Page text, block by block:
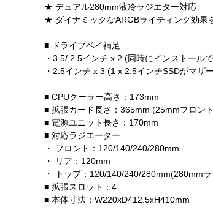
★ デュアル280mm液冷ラジエター対応
★ ダイナミックなARGBライティング効果
■ ドライブベイ補足
・3.5/ 2.5インチ x 2 (同時にインストール
・2.5インチ x 3 (1 x 2.5インチSSDがマ
■ CPUクーラー高さ：173mm
■ 拡張カード長さ：365mm (25mmフロン
■ 電源ユニット長さ：170mm
■ 対応ラジエーター
・ フロント：120/140/240/280mm
・ リア：120mm
・ トップ：120/140/240/280mm(280mm
■ 拡張スロット：4
■ 本体寸法：W220xD412.5xH410mm